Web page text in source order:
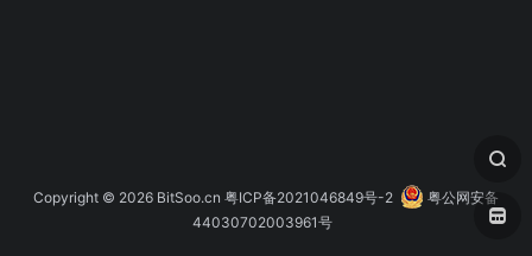
Copyright © 2026 BitSoo.cn 粤ICP备2021046849号-2
粤公网安备
44030702003961号